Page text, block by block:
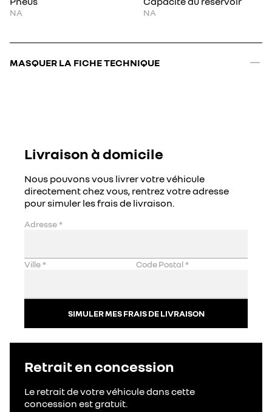
MASQUER LA FICHE TECHNIQUE
NA NA
Livraison à domicile
Nous pouvons vous livrer votre véhicule
directement chez vous, rentrez votre adresse
pour simuler les frais de livraison.
Adresse*
Ville* Code Postal*
SIMULER MES FRAIS DE LIVRAISON
Retrait en concession
Le retrait de votre véhicule dans cette
concession est gratuit.